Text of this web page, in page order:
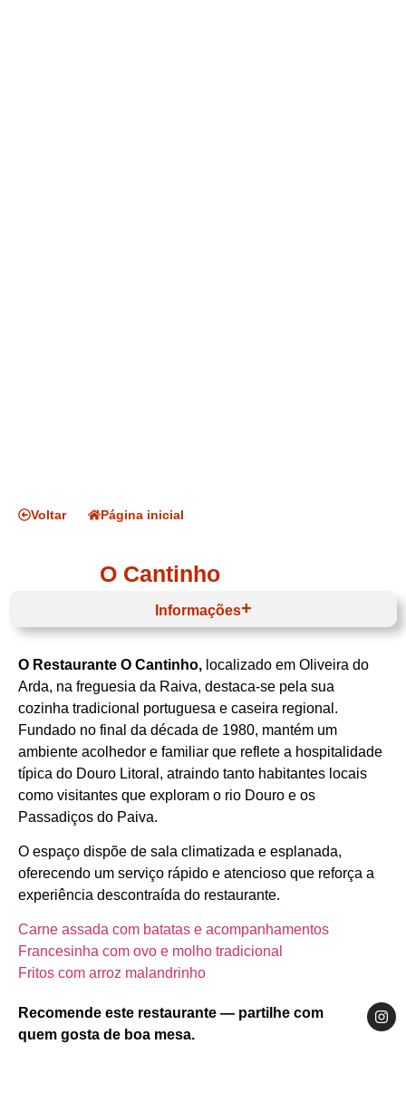
Voltar Página inicial
O Cantinho
O Restaurante O Cantinho, localizado em Oliveira do
Arda, na freguesia da Raiva, destaca-se pela sua
cozinha tradicional portuguesa e caseira regional.
Fundado no final da década de 1980, mantém um
ambiente acolhedor e familiar que reflete a hospitalidade
típica do Douro Litoral, atraindo tanto habitantes locais
como visitantes que exploram o rio Douro e os
Passadiços do Paiva.
O espaço dispõe de sala climatizada e esplanada,
oferecendo um serviço rápido e atencioso que reforça a
experiência descontraída do restaurante.
Carne assada com batatas e acompanhamentos
Francesinha com ovo e molho tradicional
Fritos com arroz malandrinho
Recomende este restaurante — partilhe com
quem gosta de boa mesa.
Informações
Horário de funcionamento